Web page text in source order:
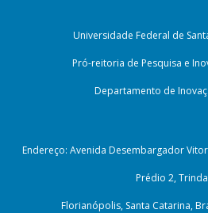
Universidade Federal de
Pró-reitoria de Pesquisa e
Departamento de
Endereço: Avenida Desembargador
Prédio 2,
Florianópolis, Santa Catarina,